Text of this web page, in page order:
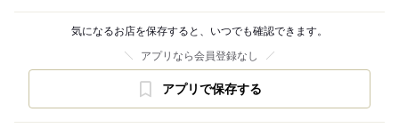
気になるお店を保存すると、いつでも確認できます。
アプリなら会員登録なし
アプリで保存する